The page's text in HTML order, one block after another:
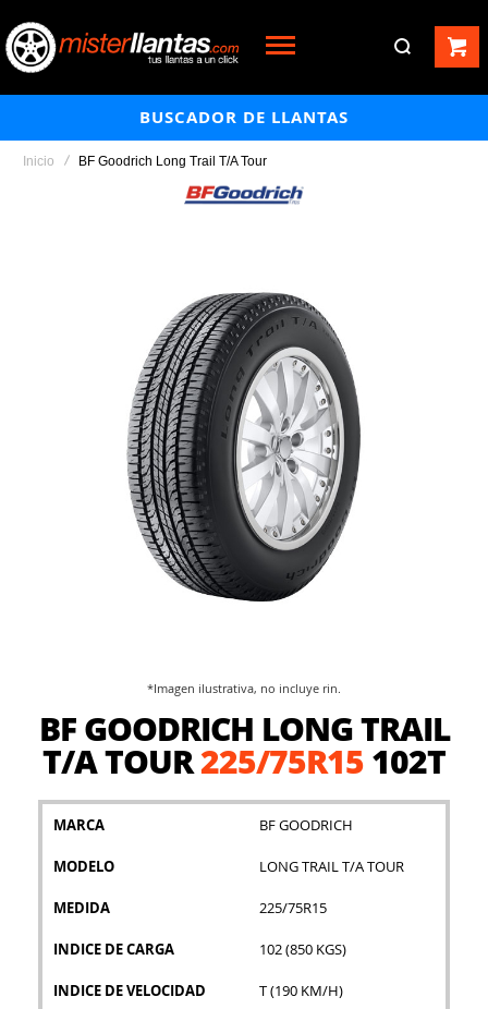
BUSCADOR DE LLANTAS
Inicio BF Goodrich Long Trail T/A Tour
BF GOODRICH LONG TRAIL
T/A TOUR225/75R15102T
MARCA BF GOODRICH
MODELO LONG TRAIL T/A TOUR
MEDIDA 225/75R15
INDICE DE CARGA 102 (850 KGS)
INDICE DE VELOCIDAD T (190 KM/H)
*Imagen ilustrativa, no incluye rin.
comienzo
galería
imágenes